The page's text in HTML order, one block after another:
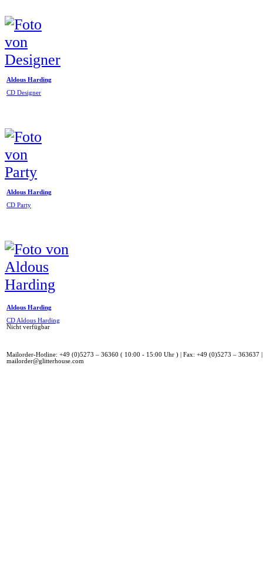
Aldous Harding
CD Designer
Aldous Harding
CD Party
Aldous Harding
CD Aldous Harding
Nicht verfügbar
Mailorder-Hotline: +49 (0)5273 – 36360 ( 10:00 - 15:00 Uhr ) | Fax: +49 (0)5273 – 363637
mailorder@glitterhouse.com